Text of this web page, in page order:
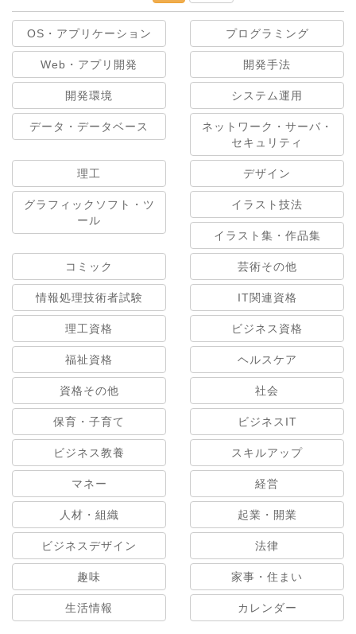
OS・アプリケーション プログラミング
Web・アプリ開発 開発手法
開発環境 システム運用
データ・データベース
ネットワーク・サーバ・
セキュリティ
理工 デザイン
グラフィックソフト・ツ
ール
イラスト技法
イラスト集・作品集
コミック 芸術その他
情報処理技術者試験 IT関連資格
理工資格 ビジネス資格
福祉資格 ヘルスケア
資格その他 社会
保育・子育て ビジネスIT
ビジネス教養 スキルアップ
マネー 経営
人材・組織 起業・開業
ビジネスデザイン 法律
趣味 家事・住まい
生活情報 カレンダー